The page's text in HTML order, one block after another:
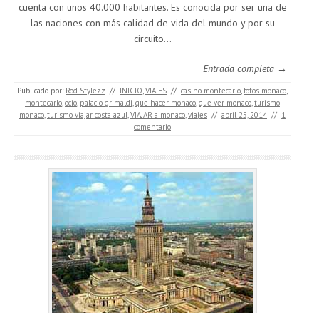
cuenta con unos 40.000 habitantes. Es conocida por ser una de
las naciones con más calidad de vida del mundo y por su
circuito…
Entrada completa →
Publicado por: Rod Stylezz // INICIO,VIAJES // casino montecarlo,fotos monaco,
montecarlo,ocio, palacio grimaldi,que hacer monaco,que ver monaco,turismo
monaco,turismo viajar costa azul,VIAJAR a monaco,viajes // abril 25, 2014 // 1
comentario